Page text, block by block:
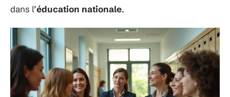
dans l’éducation nationale.